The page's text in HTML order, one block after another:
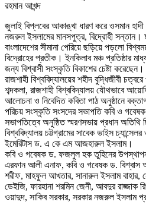
রহমান আখন্দ
জুলাই বিপ্লবের আকাঙ্খা ধারণ করে ওসমান
নজরুল ইসলামের মানসপুত্র, বিদ্রোহী সন্তান।
বাংলাদেশের সীমানা পেরিয়ে ছড়িয়ে পড়লো
বিদ্রোহের প্রতীক। ইনকিলাব মঞ্চ প্রতিষ্ঠার
জন্য বিশ্বাসী সংস্কৃতি বিকাশের চেষ্টা
রাজশাহী বিশ্ববিদ্যালয়ের শহীদ বুদ্ধিজীবী
শব্দকলা, রাজশাহী বিশ্ববিদ্যালয় যৌথভাবে
আলোচনা ও নিবেদিত কবিতা পাঠ অনুষ্ঠানে
পরিচয় সংস্কৃতি সংসদের সভাপতি কবি ও
সভাপতিত্বে অনুষ্ঠিত স্মরণসভায় প্রধান অতিথি
বিশ্ববিদ্যালয় চট্টগ্রামের সাবেক ভাইস
ইমেরিটাস ড. এ কে এম আজহারুল ইসলাম।
কবি ও গবেষক ড. ফজলুল হক তুহিনের
এরফান আলী এনাফ, কবি ও গবেষক ড. বিশ্বাস
শরীফ, মাহফুল আখতার, সানারুল ইসলাম
ডেইজি, ফারহানা শরমিন জেনী, আবদুর রাজ্জাক
ওয়াদুদ, সাকিব সরকার, সরকার নজরুল ইসলাম